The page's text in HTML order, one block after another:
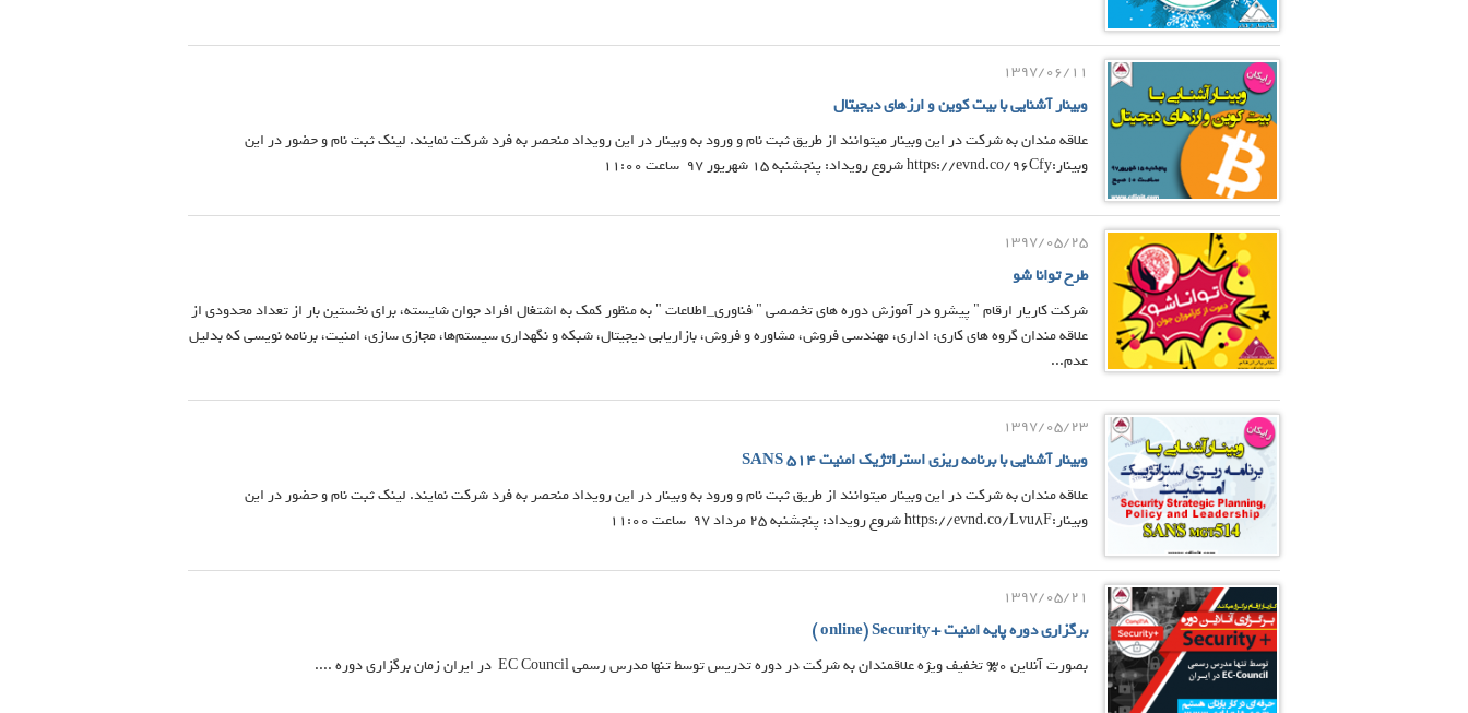
1397/06/11
وبینار آشنایی با بیت کوین و ارزهای دیجیتال
علاقه مندان به شرکت در این وبینار میتوانند از طریق ثبت نام و ورود به وبینار در این رویداد منحصر به فرد شرکت نمایند. لینک ثبت نام و حضور در این
وبینار:https://evnd.co/96Cfy شروع رویداد: پنجشنبه 15 شهریور 97 ساعت 11:00
1397/05/25
طرح توانا شو
شرکت کاریار ارقام " پیشرو در آموزش دوره های تخصصی " فناوری_اطلاعات " به منظور کمک به اشتغال افراد جوان شایسته، برای نخستین بار از تعداد محدودی از
علاقه مندان گروه های کاری: اداری، مهندسی فروش، مشاوره و فروش، بازاریابی دیجیتال، شبکه و نگهداری سیستم‌ها، مجازی‌ سازی، امنیت، برنامه نویسی که بدلیل
عدم...
1397/05/23
وبینار آشنایی با برنامه ریزی استراتژیک امنیت SANS 514
علاقه مندان به شرکت در این وبینار میتوانند از طریق ثبت نام و ورود به وبینار در این رویداد منحصر به فرد شرکت نمایند. لینک ثبت نام و حضور در این
وبینار:https://evnd.co/Lvu8F شروع رویداد: پنجشنبه 25 مرداد 97 ساعت 11:00
1397/05/21
برگزاری دوره پایه امنیت +online) Security )
بصورت آنلاین 30% تخفیف ویژه علاقمندان به شرکت در دوره تدریس توسط تنها مدرس رسمی EC Council در ایران زمان برگزاری دوره ....